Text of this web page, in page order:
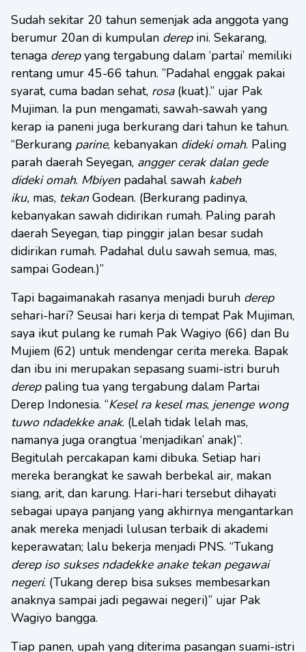
Sudah sekitar 20 tahun semenjak ada anggota yang
berumur 20an di kumpulan derepini. Sekarang,
tenaga derepyang tergabung dalam ‘partai’ memiliki
rentang umur 45-66 tahun. ”Padahal enggak pakai
syarat, cuma badan sehat, rosa(kuat).” ujar Pak
Mujiman. Ia pun mengamati, sawah-sawah yang
kerap ia paneni juga berkurang dari tahun ke tahun.
“Berkurang parine, kebanyakan dideki omah. Paling
parah daerah Seyegan, angger cerak dalan gede
dideki omah. Mbiyenpadahal sawah kabeh
iku, mas, tekanGodean. (Berkurang padinya,
kebanyakan sawah didirikan rumah. Paling parah
daerah Seyegan, tiap pinggir jalan besar sudah
didirikan rumah. Padahal dulu sawah semua, mas,
sampai Godean.)”
Tapi bagaimanakah rasanya menjadi buruh derep
sehari-hari? Seusai hari kerja di tempat Pak Mujiman,
saya ikut pulang ke rumah Pak Wagiyo (66) dan Bu
Mujiem (62) untuk mendengar cerita mereka. Bapak
dan ibu ini merupakan sepasang suami-istri buruh
dereppaling tua yang tergabung dalam Partai
Derep Indonesia. “Kesel ra kesel mas, jenenge wong
tuwo ndadekke anak. (Lelah tidak lelah mas,
namanya juga orangtua ‘menjadikan’ anak)”.
Begitulah percakapan kami dibuka. Setiap hari
mereka berangkat ke sawah berbekal air, makan
siang, arit, dan karung. Hari-hari tersebut dihayati
sebagai upaya panjang yang akhirnya mengantarkan
anak mereka menjadi lulusan terbaik di akademi
keperawatan; lalu bekerja menjadi PNS. “Tukang
derep iso sukses ndadekke anake tekan pegawai
negeri. (Tukang derep bisa sukses membesarkan
anaknya sampai jadi pegawai negeri)” ujar Pak
Wagiyo bangga.
Tiap panen, upah yang diterima pasangan suami-istri